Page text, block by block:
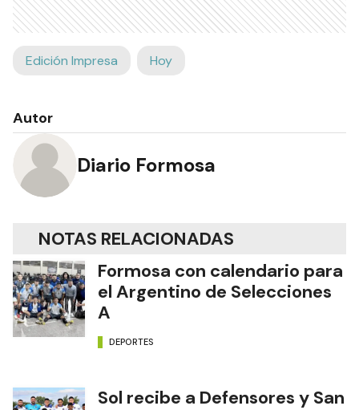
Edición Impresa Hoy
Autor
Diario Formosa
NOTAS RELACIONADAS
Formosa con calendario para
el Argentino de Selecciones
A
DEPORTES
Sol recibe a Defensores y San